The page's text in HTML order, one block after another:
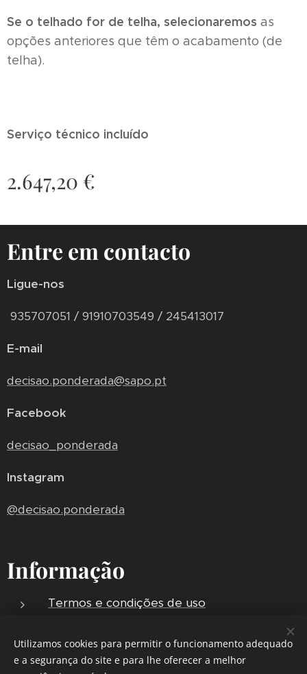
Se o telhado for de telha, selecionaremos as
opções anteriores que têm o acabamento (de
telha).
Serviço técnico incluído
2.647,20 €
Entre em contacto
Ligue-nos
935707051 / 91910703549 / 245413017
E-mail
decisao.ponderada@sapo.pt
Facebook
decisao_ponderada
Instagram
@decisao.ponderada
Informação
Termos e condições de uso
Envios e Entregas
Utilizamos cookies para permitir o funcionamento adequado
e a segurança do site e para lhe oferecer a melhor